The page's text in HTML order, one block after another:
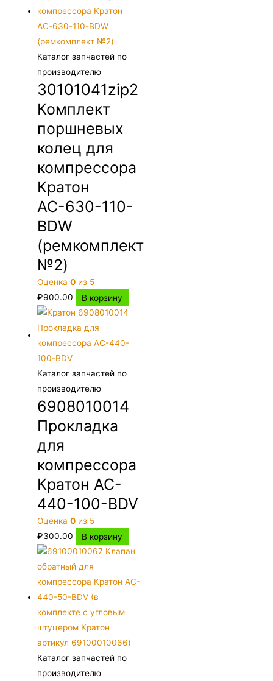
Каталог запчастей по
производителю
30101041zip2
Комплект
поршневых
колец для
компрессора
Кратон
АС-630-110-
BDW
(ремкомплект
№2)
Оценка0 из 5
₽900.00 В корзину
Каталог запчастей по
производителю
6908010014
Прокладка
для
компрессора
Кратон AC-
440-100-BDV
Оценка0 из 5
₽300.00 В корзину
Каталог запчастей по
производителю